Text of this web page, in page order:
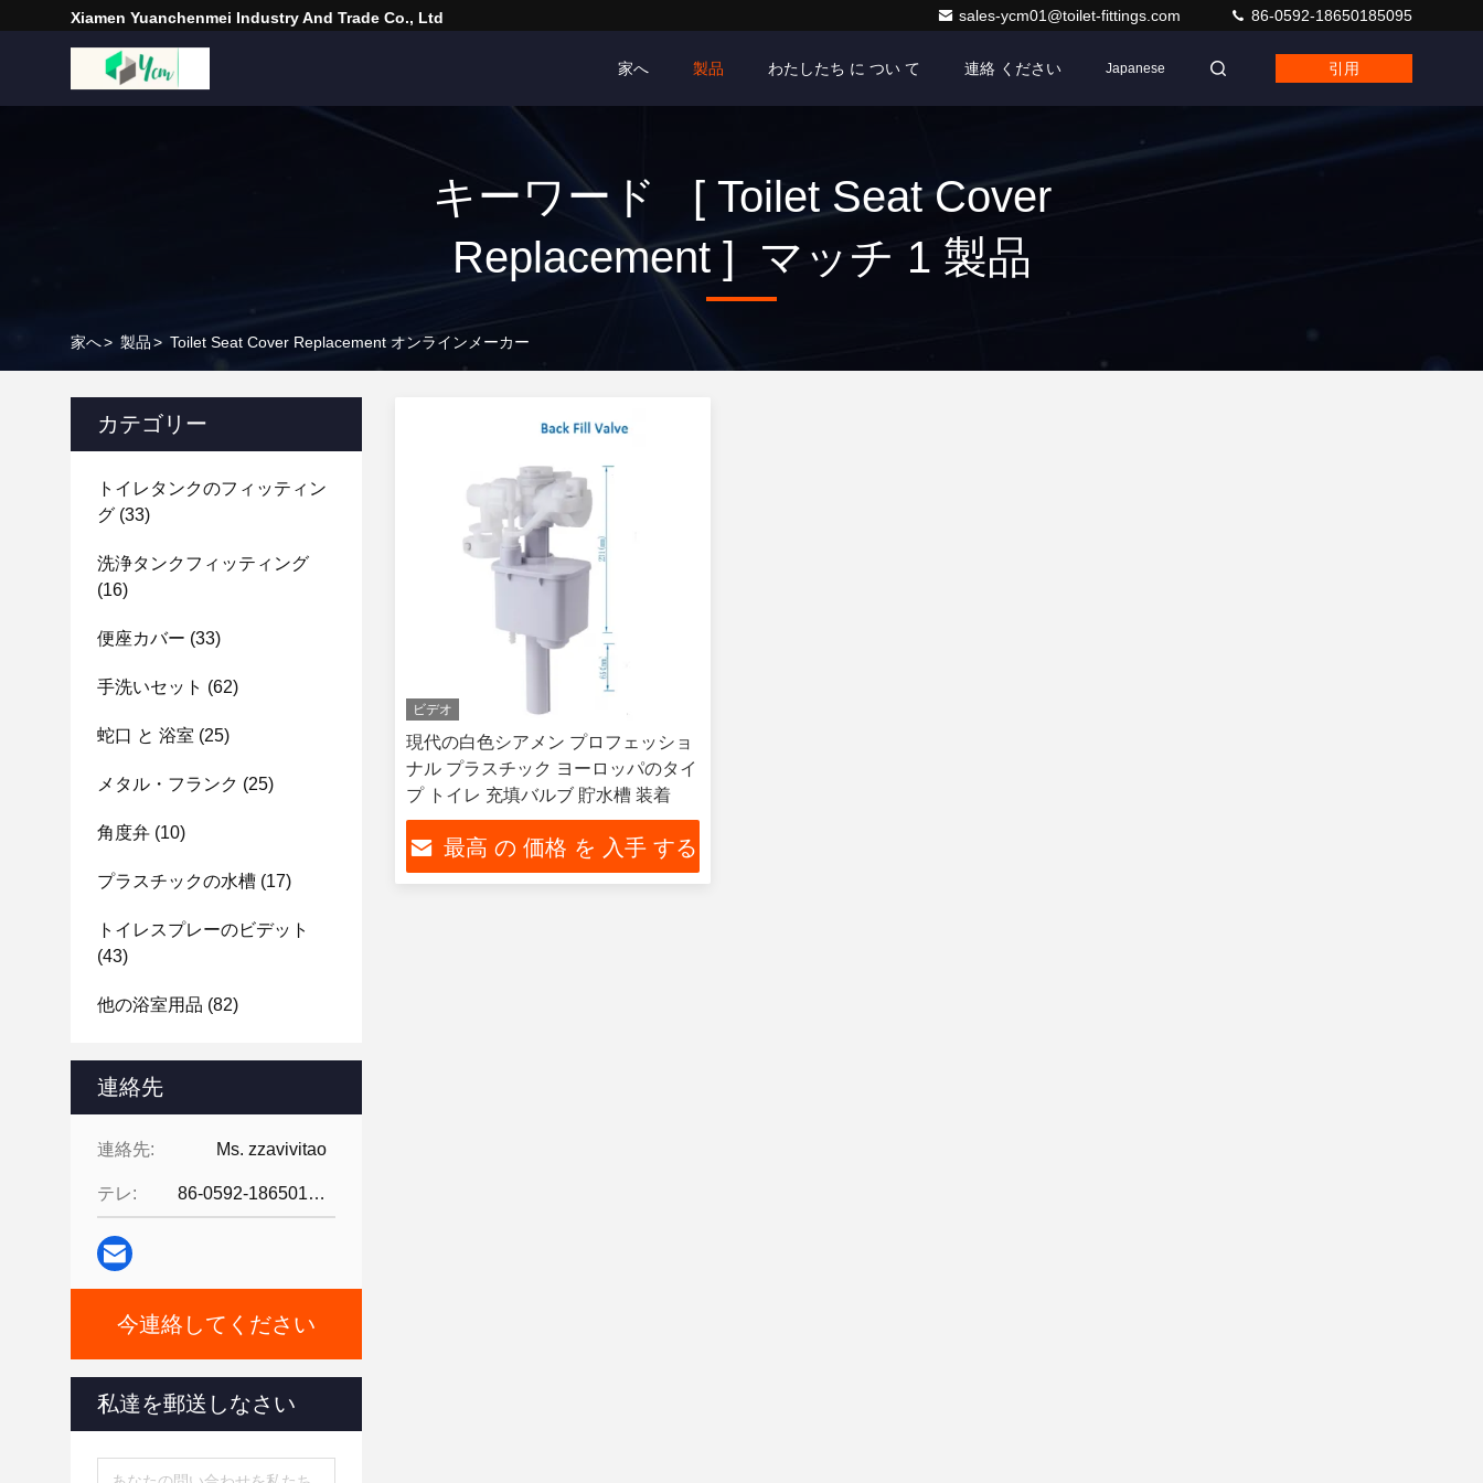
Xiamen Yuanchenmei Industry And Trade Co., Ltd sales-ycm01@toilet-fittings.com 86-0592-18650185095
家へ 製品 わたしたち に つい て 連絡 ください Japanese 引用
キーワード [ Toilet Seat Cover
Replacement ] マッチ 1 製品
家へ> 製品> Toilet Seat Cover Replacement オンラインメーカー
カテゴリー
トイレタンクのフィッティン
グ (33)
洗浄タンクフィッティング
(16)
便座カバー (33)
手洗いセット (62)
蛇口 と 浴室 (25)
メタル・フランク (25)
角度弁 (10)
プラスチックの水槽 (17)
トイレスプレーのビデット
(43)
他の浴室用品 (82)
連絡先
連絡先: Ms. zzavivitao
テレ: 86-0592-18650185095
今連絡してください
私達を郵送しなさい
ビデオ
現代の白色シアメン プロフェッショ
ナル プラスチック ヨーロッパのタイ
プ トイレ 充填バルブ 貯水槽 装着
最高 の 価格 を 入手 する